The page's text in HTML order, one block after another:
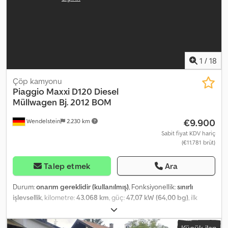
tires - Aluminium tipping container, 3.5 m³ with rear support -
1 / 18
Wendelstein 2.230 km
Çöp kamyonu
Piaggio Maxxi D120 Diesel
Müllwagen Bj. 2012 BOM
€9.900
Sabit fiyat KDV hariç
(€11.781 brüt)
Talep etmek Ara
Durum:onarım gereklidir (kullanılmış), Fonksiyonellik:sınırlı
işlevsellik, kilometre:43.068 km, güç:47,07 kW (64,00 bg), ilk
, boş ağırlık:
2.200 kg, dingil konfigürasyonu:4x2, yakıt:dizel, renk:beyaz, şoför